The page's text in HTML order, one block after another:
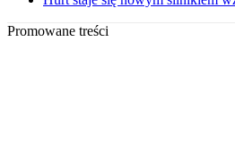
Promowane treści